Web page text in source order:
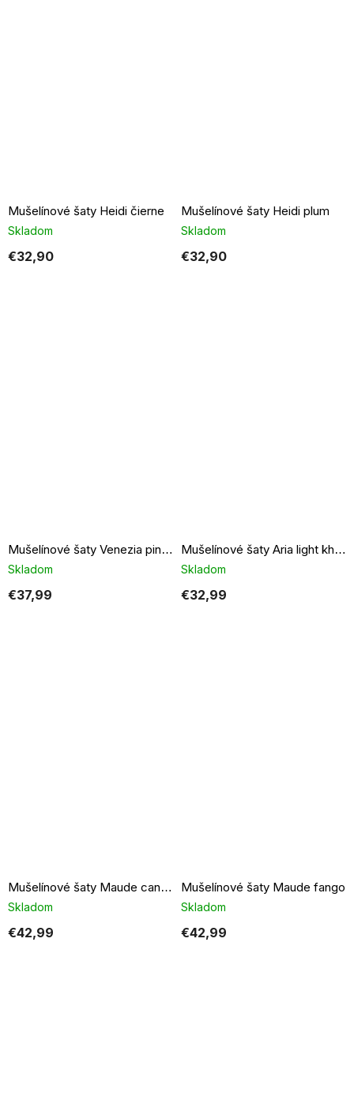
Mušelínové šaty Heidi čierne
Skladom
€32,90
Mušelínové šaty Heidi plum
Skladom
€32,90
Mušelínové šaty Venezia pink orange stripes
Skladom
€37,99
Mušelínové šaty Aria light khaki
Skladom
€32,99
Mušelínové šaty Maude candy pink
Skladom
€42,99
Mušelínové šaty Maude fango
Skladom
€42,99